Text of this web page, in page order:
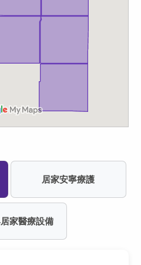
居家安寧療護
家醫療設備